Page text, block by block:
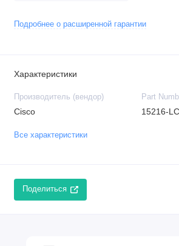
Подробнее о расширенной гарантии
Характеристики
Производитель (вендор)
Cisco
Part
15216-
Все характеристики
Поделиться